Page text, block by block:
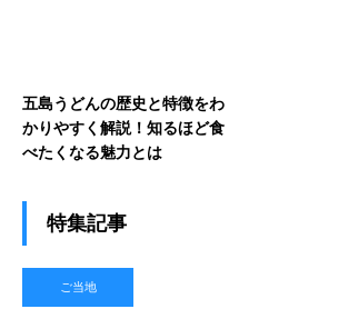
五島うどんの歴史と特徴をわ
かりやすく解説！知るほど食
べたくなる魅力とは
特集記事
ご当地